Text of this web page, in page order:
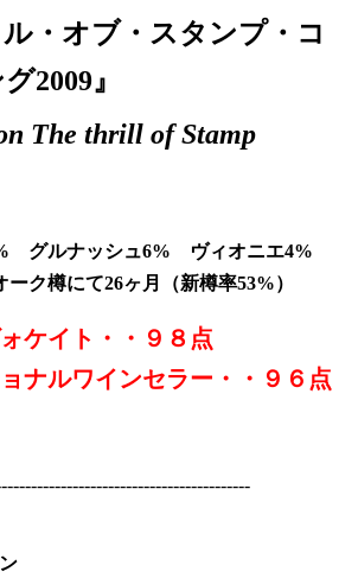
ル・オブ・スタンプ・コ
2009』
The thrill of Stamp
グルナッシュ6% ヴィオニエ4%
ク樽にて26ヶ月（新樽率53%）
ケイト・・９８点
ナルワインセラー・・９６点